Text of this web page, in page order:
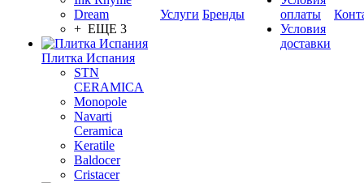
Dream
+ ЕЩЕ 3
Плитка Испания
STN
CERAMICA
Monopole
Navarti
Ceramica
Keratile
Baldocer
Cristacer
Услуги Бренды
оплаты
Условия
доставки